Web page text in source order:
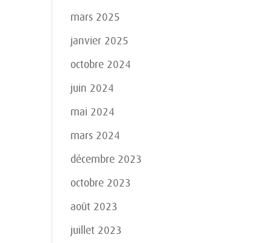
mars 2025
janvier 2025
octobre 2024
juin 2024
mai 2024
mars 2024
décembre 2023
octobre 2023
août 2023
juillet 2023